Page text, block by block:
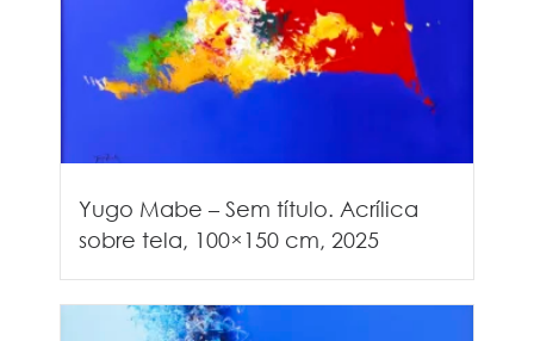
Yugo Mabe – Sem título. Acrílica
sobre tela, 100×150 cm, 2025